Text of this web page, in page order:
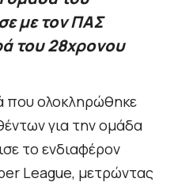
με τον ΠΑΣ
του 28χρονου
που ολοκληρώθηκε
για την ομάδα
το ενδιαφέρον
League, μετρώντας